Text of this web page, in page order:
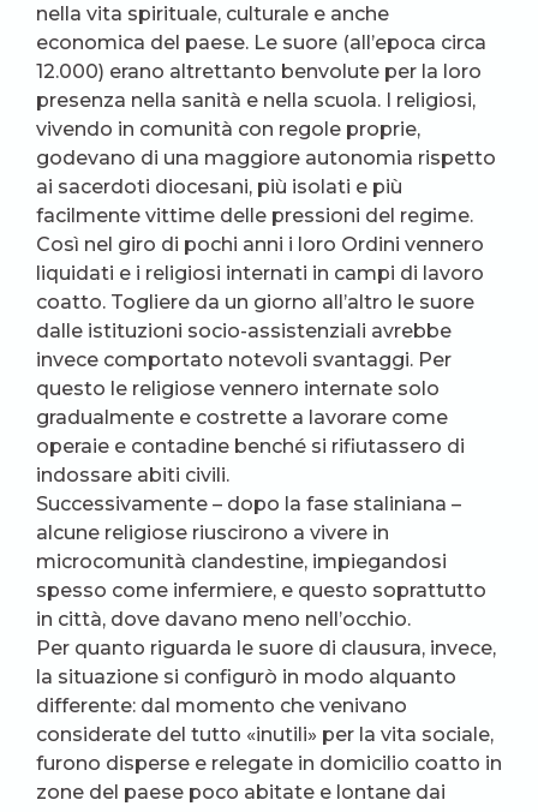
nella vita spirituale, culturale e anche
economica del paese. Le suore (all’epoca circa
12.000) erano altrettanto benvolute per la loro
presenza nella sanità e nella scuola. I religiosi,
vivendo in comunità con regole proprie,
godevano di una maggiore autonomia rispetto
ai sacerdoti diocesani, più isolati e più
facilmente vittime delle pressioni del regime.
Così nel giro di pochi anni i loro Ordini vennero
liquidati e i religiosi internati in campi di lavoro
coatto. Togliere da un giorno all’altro le suore
dalle istituzioni socio-assistenziali avrebbe
invece comportato notevoli svantaggi. Per
questo le religiose vennero internate solo
gradualmente e costrette a lavorare come
operaie e contadine benché si rifiutassero di
indossare abiti civili.
Successivamente – dopo la fase staliniana –
alcune religiose riuscirono a vivere in
microcomunità clandestine, impiegandosi
spesso come infermiere, e questo soprattutto
in città, dove davano meno nell’occhio.
Per quanto riguarda le suore di clausura, invece,
la situazione si configurò in modo alquanto
differente: dal momento che venivano
considerate del tutto «inutili» per la vita sociale,
furono disperse e relegate in domicilio coatto in
zone del paese poco abitate e lontane dai